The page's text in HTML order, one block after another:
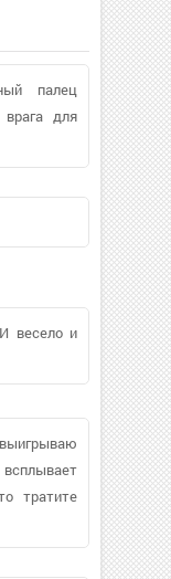
палец
для
весело и
выигрываю
тратите